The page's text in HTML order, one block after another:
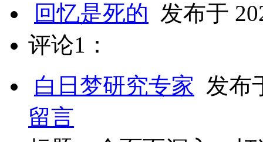
回忆是死的 发布于
评论1：
白日梦研究专家 发布
留言